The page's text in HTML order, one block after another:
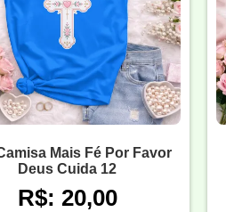
Mais Fé Por Favor
Deus Cuida 12
R$: 20,00